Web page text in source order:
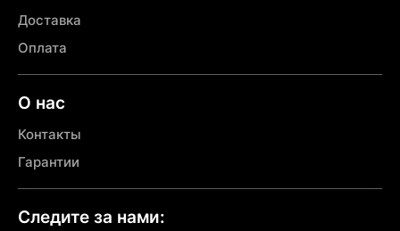
Доставка
Оплата
О нас
Контакты
Гарантии
Следите за нами: